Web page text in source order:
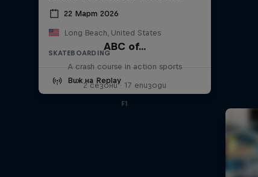
22 Март 2026
Long Beach, United States
SKATEBOARDING
Виж на Replay
ABC of...
A crash course in action sports
2 сезони · 17 епизоди
F1